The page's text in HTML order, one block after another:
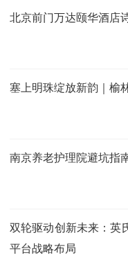
北京前门万达颐华酒店
塞上明珠绽放新韵｜榆
南京养老护理院避坑指
双轮驱动创新未来：英
平台战略布局